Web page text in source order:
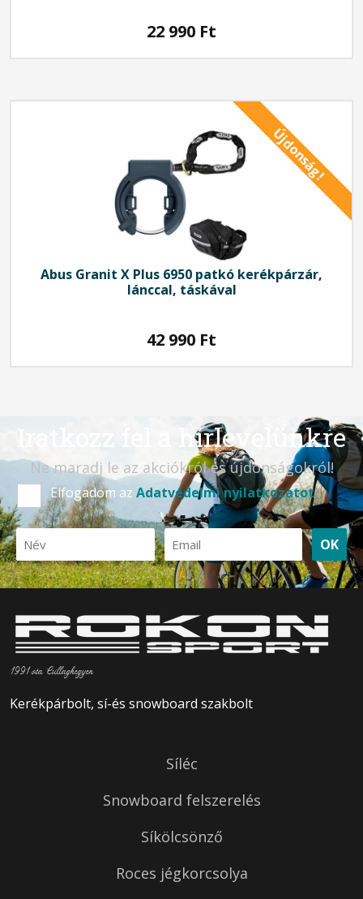
22 990 Ft
Újdonság!
Abus Granit X Plus 6950 patkó kerékpárzár,
lánccal, táskával
42 990 Ft
Iratkozz fel a hírlevelünkre
Ne maradj le az akciókról és újdonságokról!
Elfogadom az Adatvédelmi nyilatkozatot
OK
1991 óta Csillaghegyen
Kerékpárbolt, sí-és snowboard szakbolt
Síléc
Snowboard felszerelés
Síkölcsönző
Roces jégkorcsolya